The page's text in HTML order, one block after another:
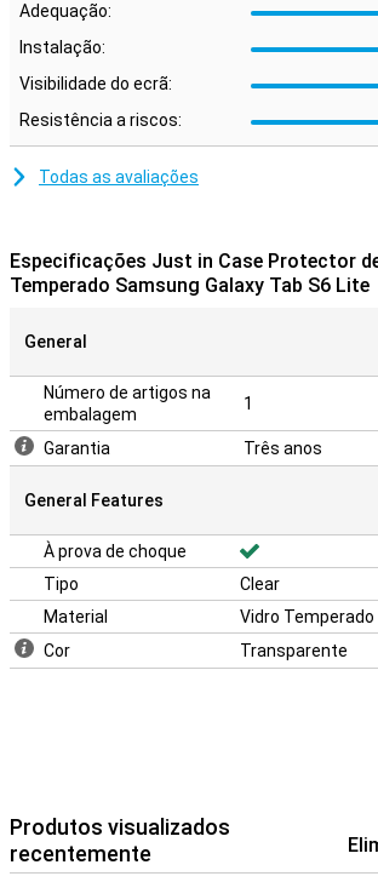
Adequação:
Instalação:
Visibilidade do ecrã:
Resistência a riscos:
Todas as avaliações
Especificações Just in Case Protector
Temperado Samsung Galaxy Tab S6 Lite
General
Número de artigos na
embalagem
1
Garantia Três anos
General Features
À prova de choque
Tipo
Clear
Material
Vidro Temperado
Cor
Transparente
Produtos visualizados
recentemente